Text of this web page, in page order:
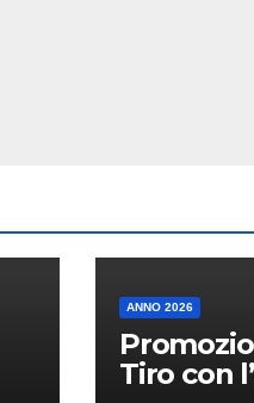
ANNO 2026
Tiro con